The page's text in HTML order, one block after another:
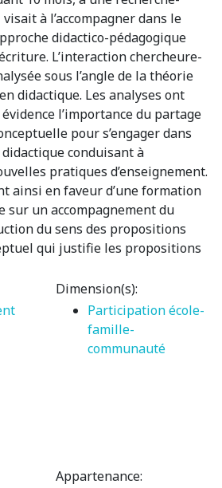
à l’accompagner dans le
didactico-pédagogique
L’interaction chercheure-
sous l’angle de la théorie
didactique. Les analyses ont
l’importance du partage
pour s’engager dans
conduisant à
pratiques d’enseignement.
ainsi en faveur d’une formation
sur un accompagnement du
du sens des propositions
qui justifie les propositions
Dimension(s):
Participation école-
famille-
communauté
Appartenance: